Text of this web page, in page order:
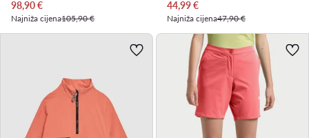
Trenutna cijena
98,90€
Najniža cijena105,90 €
Trenutna cijena
44,99€
Najniža cijena47,90 €